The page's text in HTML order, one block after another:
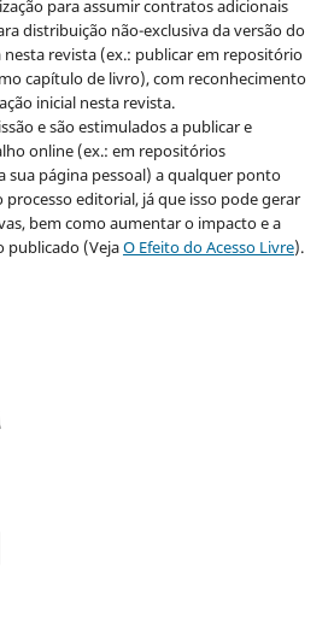
para assumir contratos adicionais
distribuição não-exclusiva da versão do
revista (ex.: publicar em repositório
capítulo de livro), com reconhecimento
inicial nesta revista.
e são estimulados a publicar e
online (ex.: em repositórios
sua página pessoal) a qualquer ponto
editorial, já que isso pode gerar
bem como aumentar o impacto e a
publicado (VejaO Efeito do Acesso Livre).